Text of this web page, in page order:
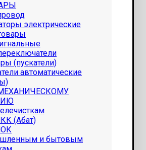
электрические
(пускатели)
автоматические
(Абат)
и бытовым